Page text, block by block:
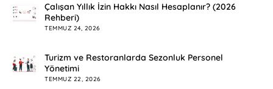
Çalışan Yıllık İzin Hakkı Nasıl Hesaplanır? (2026
Rehberi)
TEMMUZ 24, 2026
Turizm ve Restoranlarda Sezonluk Personel
Yönetimi
TEMMUZ 22, 2026